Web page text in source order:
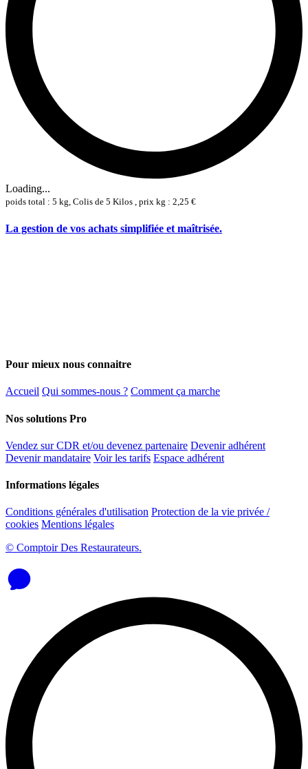
Loading...
poids total : 5 kg, Colis de 5 Kilos , prix kg : 2,25 €
La gestion de vos achats simplifiée et maîtrisée.
Pour mieux nous connaitre
Accueil Qui sommes-nous ? Comment ça marche
Nos solutions Pro
Vendez sur CDR et/ou devenez partenaire Devenir adhérent
Devenir mandataire Voir les tarifs Espace adhérent
Informations légales
Conditions générales d'utilisation Protection de la vie privée /
cookies Mentions légales
© Comptoir Des Restaurateurs.